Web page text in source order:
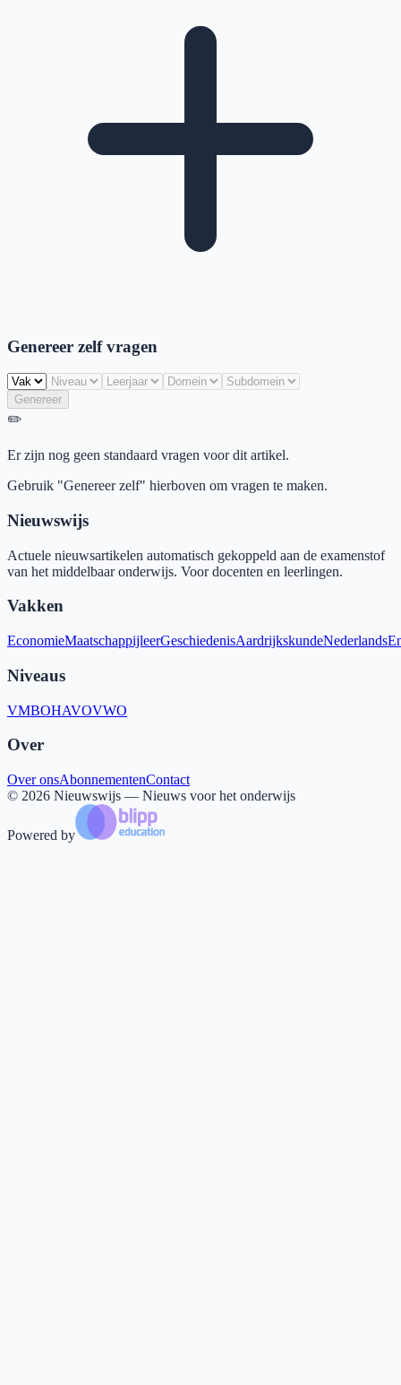
Genereer zelf vragen
Genereer
✏️
Er zijn nog geen standaard vragen voor dit artikel.
Gebruik "Genereer zelf" hierboven om vragen te maken.
Nieuwswijs
Actuele nieuwsartikelen automatisch gekoppeld aan de examenstof
van het middelbaar onderwijs. Voor docenten en leerlingen.
Vakken
EconomieMaatschappijleerGeschiedenisAardrijkskundeNederlands
Niveaus
VMBOHAVOVWO
Over
Over onsAbonnementenContact
© 2026 Nieuwswijs — Nieuws voor het onderwijs
Powered by